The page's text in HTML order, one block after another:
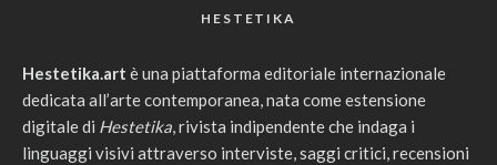
HESTETIKA
Hestetika.art è una piattaforma editoriale internazionale
dedicata all’arte contemporanea, nata come estensione
digitale di Hestetika, rivista indipendente che indaga i
linguaggi visivi attraverso interviste, saggi critici, recensioni